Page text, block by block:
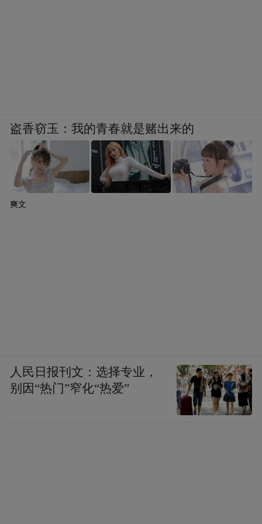
盗香窃玉：我的青春就是赌出来的
爽文
人民日报刊文：选择专业，
别因“热门”窄化“热爱”